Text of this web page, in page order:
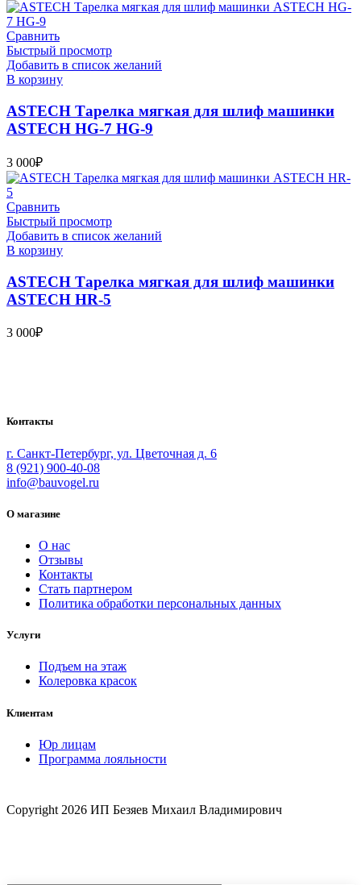
Сравнить
Быстрый просмотр
Добавить в список желаний
В корзину
ASTECH Тарелка мягкая для шлиф машинки
ASTECH HG-7 HG-9
3 000₽
Сравнить
Быстрый просмотр
Добавить в список желаний
В корзину
ASTECH Тарелка мягкая для шлиф машинки
ASTECH HR-5
3 000₽
Контакты
г. Санкт-Петербург, ул. Цветочная д. 6
8 (921) 900-40-08
info@bauvogel.ru
О магазине
О нас
Отзывы
Контакты
Стать партнером
Политика обработки персональных данных
Услуги
Подъем на этаж
Колеровка красок
Клиентам
Юр лицам
Программа лояльности
Copyright 2026 ИП Безяев Михаил Владимирович